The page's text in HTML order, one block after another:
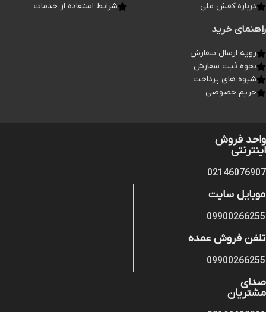
درباره کفش ملی
شرایط استفاده از خدمات
راهنمای خرید
رویه ارسال سفارش
نحوه ثبت سفارش
شیوه های پرداخت
حریم خصوصی
واحد فروش
اینترنتی
02146076907
موبایل سایت
09900266255
تلفن فروش عمده
09900266255
صدای
مشتریان